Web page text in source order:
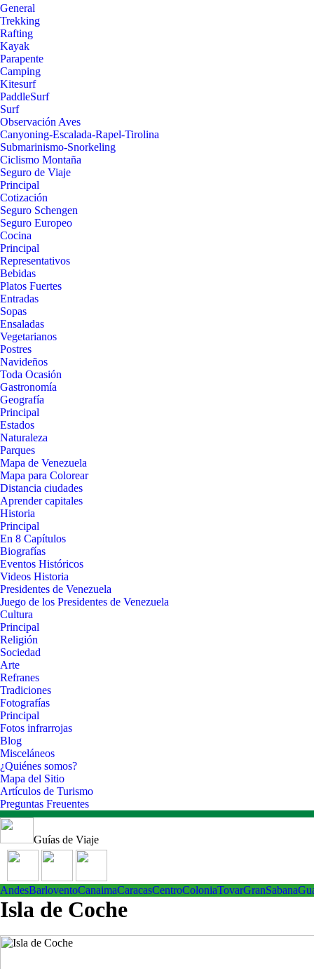
General
Trekking
Rafting
Kayak
Parapente
Camping
Kitesurf
PaddleSurf
Surf
Observación Aves
Canyoning-Escalada-Rapel-Tirolina
Submarinismo-Snorkeling
Ciclismo Montaña
Seguro de Viaje
Principal
Cotización
Seguro Schengen
Seguro Europeo
Cocina
Principal
Representativos
Bebidas
Platos Fuertes
Entradas
Sopas
Ensaladas
Vegetarianos
Postres
Navideños
Toda Ocasión
Gastronomía
Geografía
Principal
Estados
Naturaleza
Parques
Mapa de Venezuela
Mapa para Colorear
Distancia ciudades
Aprender capitales
Historia
Principal
En 8 Capítulos
Biografías
Eventos Históricos
Videos Historia
Presidentes de Venezuela
Juego de los Presidentes de Venezuela
Cultura
Principal
Religión
Sociedad
Arte
Refranes
Tradiciones
Fotografías
Principal
Fotos infrarrojas
Blog
Misceláneos
¿Quiénes somos?
Mapa del Sitio
Artículos de Turismo
Preguntas Freuentes
Guías de Viaje
AndesBarloventoCanaimaCaracasCentroColoniaTovarGranSabana
Isla de Coche